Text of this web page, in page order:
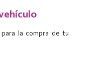
la compra de tu